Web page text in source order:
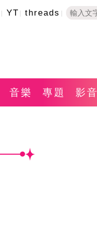
YT threads
音樂 專題 影音